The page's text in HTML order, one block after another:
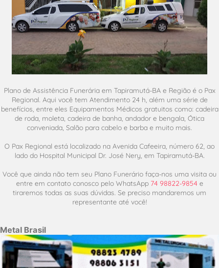
Plano de Assistência Funerária em Tapiramutá-BA e Região é o Pax
Regional. Aqui você tem Atendimento 24 h, além uma série de
benefícios, entre eles Equipamentos Médicos gratuitos como: cadeira
de roda, moleta, cadeira de banha, andador e bengala, Ótica
conveniada, Salão para cabelo e barba e muito mais.
O Pax Regional está localizado na Avenida Cafeeira, número 62, ao
lado do Hospital Municipal Dr. José Nery, em Tapiramutá-BA.
Você que ainda não tem seu Plano Funerário faça-nos uma visita ou
entre em contato conosco pelo WhatsApp 74 98822-9854 e
tiraremos todas as suas dúvidas. Se preciso mandaremos um
representante até você!
Metal Brasil